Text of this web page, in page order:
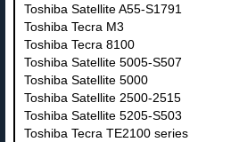
Toshiba Satellite A55-S1791
Toshiba Tecra M3
Toshiba Tecra 8100
Toshiba Satellite 5005-S507
Toshiba Satellite 5000
Toshiba Satellite 2500-2515
Toshiba Satellite 5205-S503
Toshiba Tecra TE2100 series